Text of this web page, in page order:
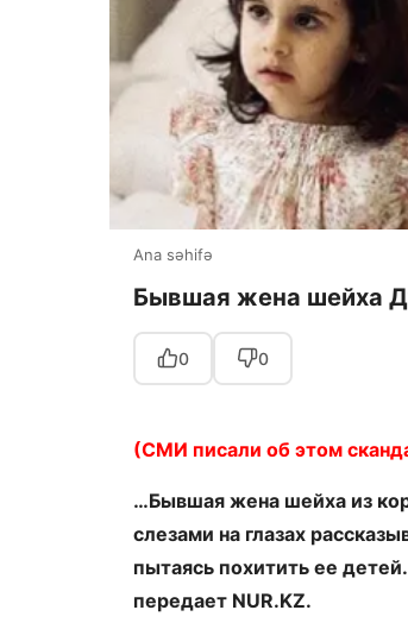
Ana səhifə
Бывшая жена шейха
0 0
(СМИ писали об этом
…Бывшая жена шейха из
слезами на глазах
пытаясь похитить ее
передает NUR.KZ.